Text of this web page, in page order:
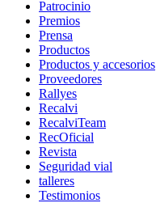
Patrocinio
Premios
Prensa
Productos
Productos y accesorios
Proveedores
Rallyes
Recalvi
RecalviTeam
RecOficial
Revista
Seguridad vial
talleres
Testimonios